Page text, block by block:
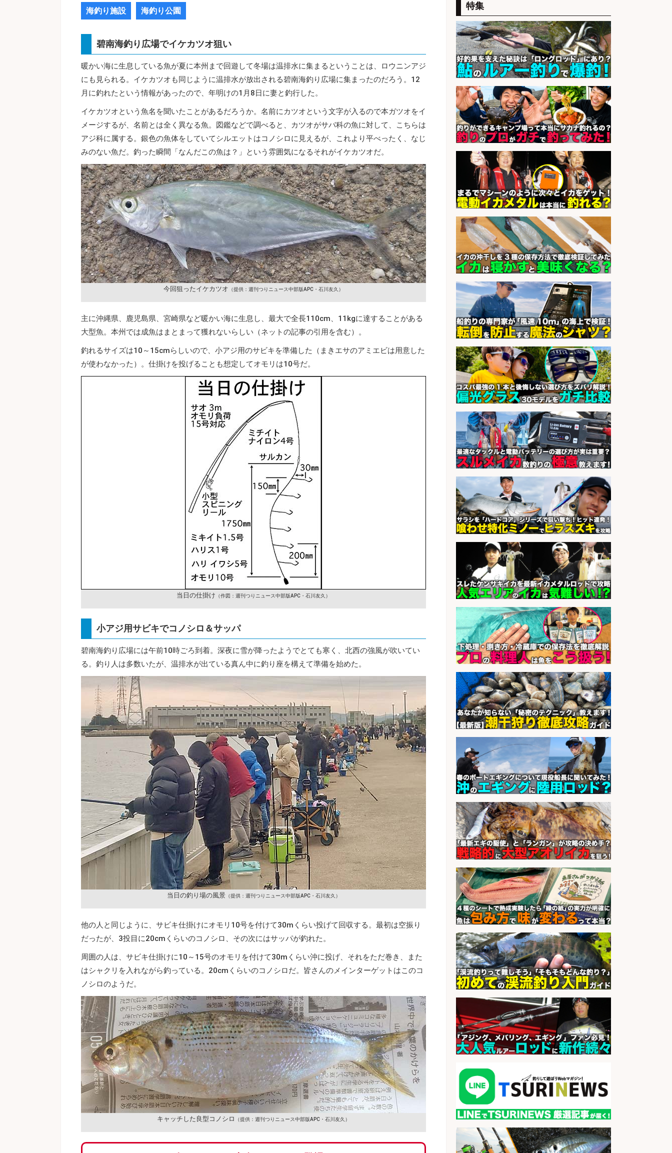
海釣り施設 海釣り公園
碧南海釣り広場でイケカツオ狙い
暖かい海に生息している魚が夏に本州まで回遊して冬場は温排水に集まるということは、ロウニンアジ
にも見られる。イケカツオも同じように温排水が放出される碧南海釣り広場に集まったのだろう。12
月に釣れたという情報があったので、年明けの1月8日に妻と釣行した。
イケカツオという魚名を聞いたことがあるだろうか。名前にカツオという文字が入るので本ガツオをイ
メージするが、名前とは全く異なる魚。図鑑などで調べると、カツオがサバ科の魚に対して、こちらは
アジ科に属する。銀色の魚体をしていてシルエットはコノシロに見えるが、これより平べったく、なじ
みのない魚だ。釣った瞬間「なんだこの魚は？」という雰囲気になるそれがイケカツオだ。
今回狙ったイケカツオ （提供：週刊つりニュース中部版APC・石川友久）
主に沖縄県、鹿児島県、宮崎県など暖かい海に生息し、最大で全長110cm、11kgに達することがある
大型魚。本州では成魚はまとまって獲れないらしい（ネットの記事の引用を含む）。
釣れるサイズは10～15cmらしいので、小アジ用のサビキを準備した（まきエサのアミエビは用意した
が使わなかった）。仕掛けを投げることも想定してオモリは10号だ。
当日の仕掛け （作図：週刊つりニュース中部版APC・石川友久）
小アジ用サビキでコノシロ＆サッパ
碧南海釣り広場には午前10時ごろ到着。深夜に雪が降ったようでとても寒く、北西の強風が吹いてい
る。釣り人は多数いたが、温排水が出ている真ん中に釣り座を構えて準備を始めた。
当日の釣り場の風景（提供：週刊つりニュース中部版APC・石川友久）
他の人と同じように、サビキ仕掛けにオモリ10号を付けて30mくらい投げて回収する。最初は空振り
だったが、3投目に20cmくらいのコノシロ、その次にはサッパが釣れた。
周囲の人は、サビキ仕掛けに10～15号のオモリを付けて30mくらい沖に投げ、それをただ巻き、また
はシャクリを入れながら釣っている。20cmくらいのコノシロだ。皆さんのメインターゲットはこのコ
ノシロのようだ。
キャッチした良型コノシロ （提供：週刊つりニュース中部版APC・石川友久）
なの価値を上げ、地域を元気に!店長
候補募集
会社名 博多 華吉 博多 華吉
sponsored by 求人ボックス
釣り具メーカーでの釣り竿の販売促
進業務
会社名 株式会社天龍
sponsored by 求人ボックス
フ/未経験歓迎/交通費支給/制服貸
与/正社員登用あり
会社名 株式会社REnista
sponsored by 求人ボックス
和食, 居酒屋/調理見習い・調理補助/
新鮮な魚料理×おでんの和食居酒屋
の若手スタッフ
会社名 サカナのハチベエ 矢場町店
sponsored by 求人ボックス
未経験歓迎/釣り具メーカーでのル
ート営業/釣りや釣具などの知識必
須/残業なし
会社名 株式会社天龍
sponsored by 求人ボックス
和食, 日本料理・懐石料理/店長・店
上げ、食とエンタメで地域を元気に!
店長候補募集
会社名
魚と肴 いとおかし 魚と肴 いとお
かし
さらに求人情報を見る
特集